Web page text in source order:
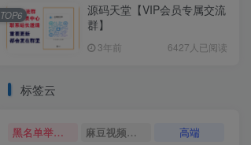
源码天堂【VIP会员专属交流
群】
3年前 6427人已阅读
TOP6
标签云
黑名单举报系统源码 麻豆视频源码
高端